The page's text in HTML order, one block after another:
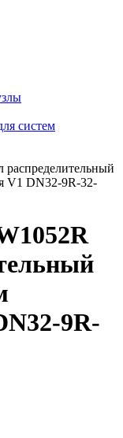
систем
V1 DN32-9R-32-
9R-